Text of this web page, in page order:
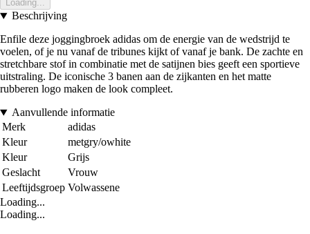
Loading...
Beschrijving
Enfile deze joggingbroek adidas om de energie van de wedstrijd te
voelen, of je nu vanaf de tribunes kijkt of vanaf je bank. De zachte en
stretchbare stof in combinatie met de satijnen bies geeft een sportieve
uitstraling. De iconische 3 banen aan de zijkanten en het matte
rubberen logo maken de look compleet.
Aanvullende informatie
Merk
adidas
Kleur
metgry/owhite
Kleur
Grijs
Geslacht
Vrouw
Leeftijdsgroep Volwassene
Loading...
Loading...